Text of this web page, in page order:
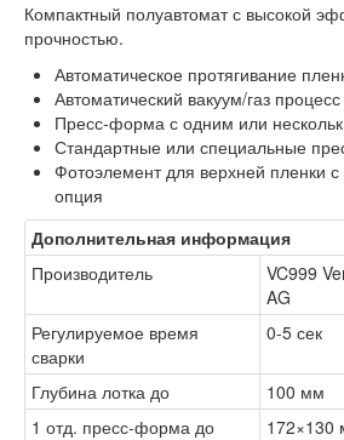
Компактный полуавтомат с высокой
прочностью.
Автоматическое протягивание
Автоматический вакуум/газ процесс
Пресс-форма с одним или
Стандартные или специальные
Фотоэлемент для верхней пленки
опция
Дополнительная информация
Производитель
VC999
AG
Регулируемое время
сварки
0-5 сек
Глубина лотка до
100 мм
1 отд. пресс-форма до
172×130